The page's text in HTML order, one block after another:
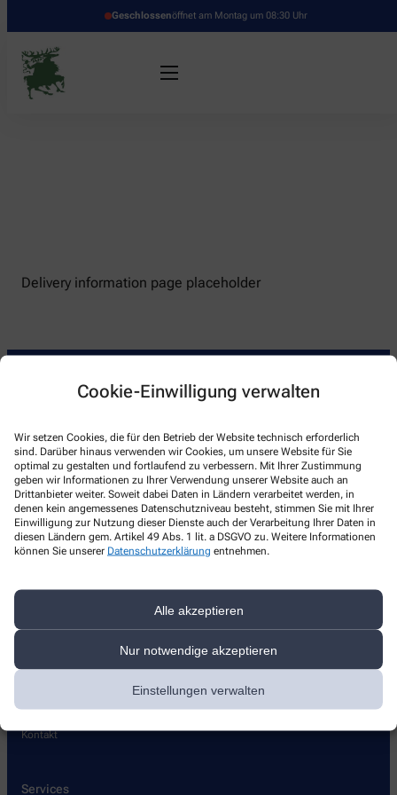
Cookie-Einwilligung verwalten
Wir setzen Cookies, die für den Betrieb der Website technisch erforderlich
sind. Darüber hinaus verwenden wir Cookies, um unsere Website für Sie
optimal zu gestalten und fortlaufend zu verbessern. Mit Ihrer Zustimmung
geben wir Informationen zu Ihrer Verwendung unserer Website auch an
Drittanbieter weiter. Soweit dabei Daten in Ländern verarbeitet werden, in
denen kein angemessenes Datenschutzniveau besteht, stimmen Sie mit Ihrer
Einwilligung zur Nutzung dieser Dienste auch der Verarbeitung Ihrer Daten in
diesen Ländern gem. Artikel 49 Abs. 1 lit. a DSGVO zu. Weitere Informationen
können Sie unserer Datenschutzerklärung entnehmen.
Alle akzeptieren
Nur notwendige akzeptieren
Einstellungen verwalten
Geschlossenöffnet am Montag um 08:30 Uhr
Delivery information page placeholder
Laurentius-Apotheke
Bachgasse 89 ,69502 Hemsbach
+49-6201/49 33 60
+49-6201/49 33 62
Leistungen
Pflegehilfsmittel
Kontakt
Services